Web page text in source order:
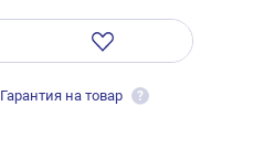
Гарантия на товар ?